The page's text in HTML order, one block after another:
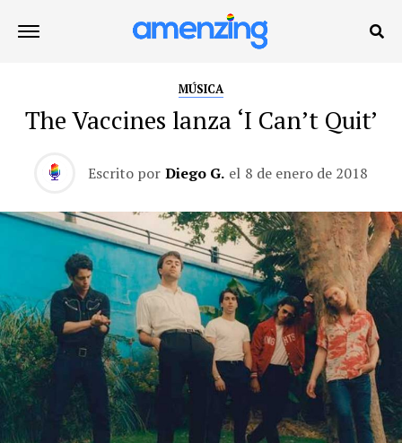
MÚSICA
The Vaccines lanza ‘I Can’t Quit’
Escrito por Diego G. el 8 de enero de 2018